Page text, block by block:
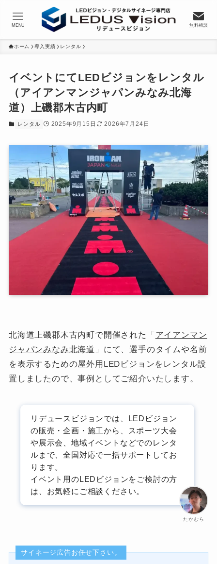
無料相談
MENU
ホーム 導入実績 レンタル
イベントにてLEDビジョンをレンタル
（アイアンマンジャパンみなみ北海
道）上磯郡木古内町
レンタル 2025年9月15日 2026年7月24日
北海道上磯郡木古内町で開催された「 アイアンマン
ジャパンみなみ北海道 」にて、選手のタイムや名前
を表示するための屋外用LEDビジョンをレンタル設
置しましたので、事例としてご紹介いたします。
たかむら
リデュースビジョンでは、LEDビジョン
の販売・企画・施工から、スポーツ大会
や展示会、地域イベントなどでのレンタ
ルまで、全国対応で一括サポートしてお
ります。
イベント用のLEDビジョンをご検討の方
は、お気軽にご相談ください。
サイネージ広告お任せ下さい。